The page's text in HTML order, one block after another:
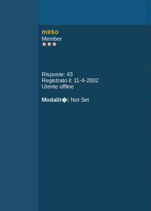
mirko
Member
Risposte: 43
Registrato il: 11-4-2002
Utente offline
Modalit�: Not Set